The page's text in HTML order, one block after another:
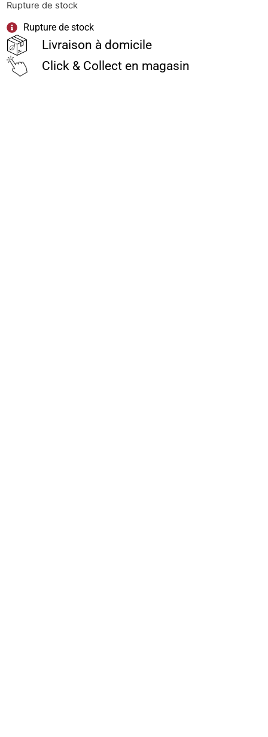
Rupture de stock
Rupture de stock
Livraison à domicile
Click & Collect en magasin